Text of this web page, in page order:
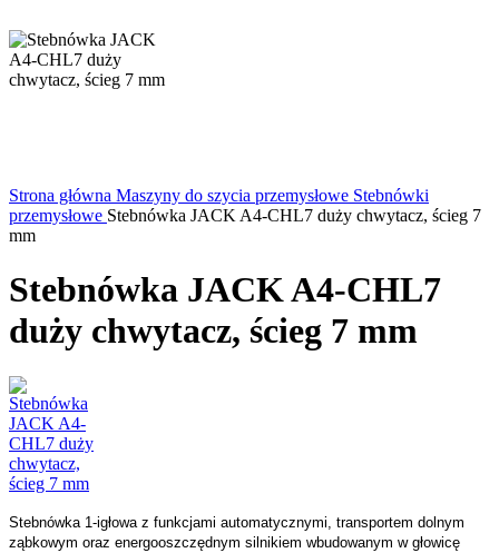
Strona główna Maszyny do szycia przemysłowe Stebnówki
przemysłowe Stebnówka JACK A4-CHL7 duży chwytacz, ścieg 7
mm
Stebnówka JACK A4-CHL7
duży chwytacz, ścieg 7 mm
Stebnówka 1-igłowa z funkcjami automatycznymi, transportem dolnym
ząbkowym oraz energooszczędnym silnikiem wbudowanym w głowicę